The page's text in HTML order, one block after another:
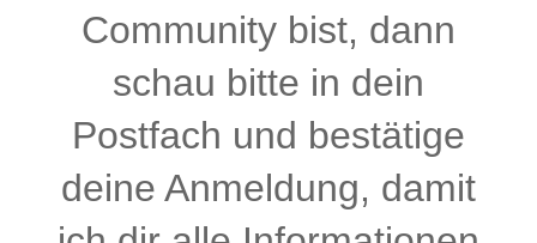
Community bist, dann
schau bitte in dein
Postfach und bestätige
deine Anmeldung, damit